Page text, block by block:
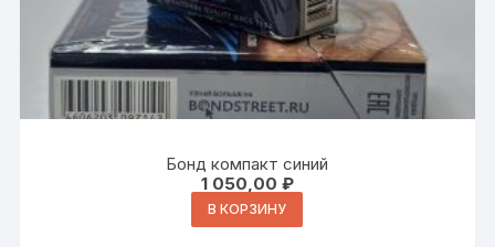
Бонд компакт синий
1 050,00 ₽
В КОРЗИНУ